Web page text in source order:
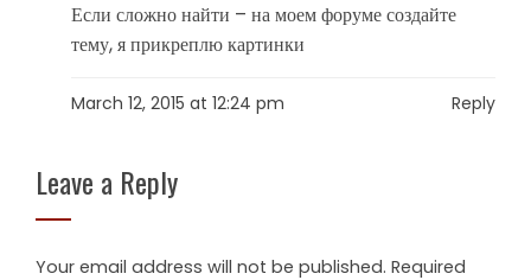
Если сложно найти – на моем форуме создайте
тему, я прикреплю картинки
March 12, 2015 at 12:24 pm Reply
Leave a Reply
Your email address will not be published. Required